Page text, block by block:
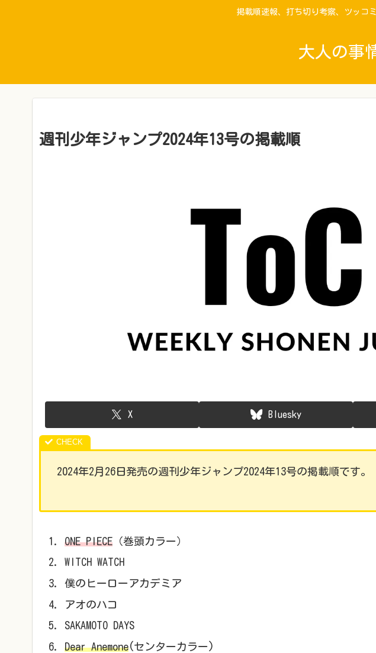
掲載順速報、打ち切り考察、ツッコ
大人の事
週刊少年ジャンプ2024年13号の掲載順
X Bluesky
2024年2月26日発売の週刊少年ジャンプ2024年13号の掲載順です。
ONE PIECE （巻頭カラー）
WITCH WATCH
僕のヒーローアカデミア
アオのハコ
SAKAMOTO DAYS
Dear Anemone(センターカラー)